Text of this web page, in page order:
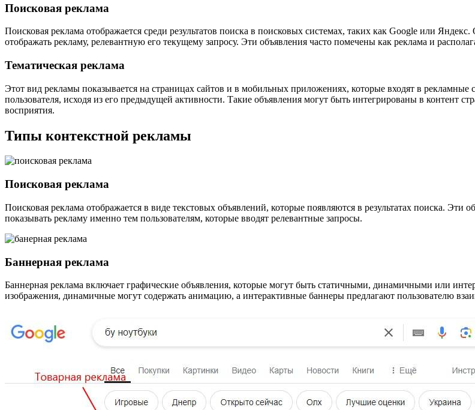
Поисковая реклама
Поисковая реклама отображается среди результатов поиска в поисковых системах, таких как Google или
отображать рекламу, релевантную его текущему запросу. Эти объявления часто помечены как реклама и
Тематическая реклама
Этот вид рекламы показывается на страницах сайтов и в мобильных приложениях, которые входят в рекламные
пользователя, исходя из его предыдущей активности. Такие объявления могут быть интегрированы в контент
восприятия.
Типы контекстной рекламы
Поисковая реклама
Поисковая реклама отображается в виде текстовых объявлений, которые появляются в результатах поиска. Эти
показывать рекламу именно тем пользователям, которые вводят релевантные запросы.
Баннерная реклама
Баннерная реклама включает графические объявления, которые могут быть статичными, динамичными или
изображения, динамичные могут содержать анимацию, а интерактивные баннеры предлагают пользователю